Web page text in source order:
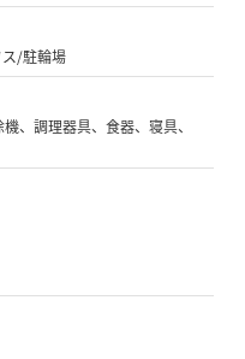
/駐輪場
、調理器具、食器、寝具、